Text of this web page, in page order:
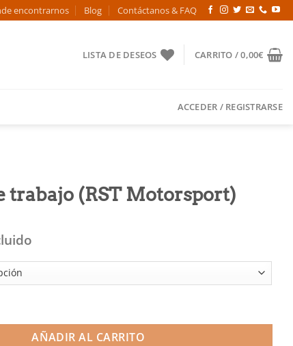
encontrarnos Blog Contáctanos & FAQ
LISTA DE DESEOS CARRITO /0,00€
ACCEDER / REGISTRARSE
trabajo (RST Motorsport)
Motorsport) cantidad
AÑADIR AL CARRITO